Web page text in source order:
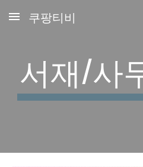
Skip to main content
쿠팡티비
서재/사